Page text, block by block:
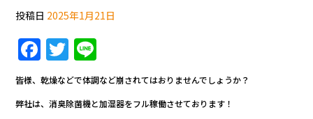
投稿日 2025年1月21日
F
a
c
T
w
itt
n
e
皆様、乾燥などで体調など崩されてはおりませんでしょうか？
弊社は、消臭除菌機と加湿器をフル稼働させております！